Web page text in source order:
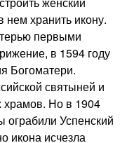
нем хранить икону.
первыми
в 1594 году
Богоматери.
святыней и
храмов. Но в 1904
ограбили Успенский
икона исчезла